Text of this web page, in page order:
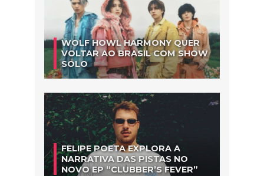
WOLF HOWL HARMONY QUER
VOLTAR AO BRASIL COM SHOW
SOLO
FELIPE POETA EXPLORA A
NARRATIVA DAS PISTAS NO
NOVO EP “CLUBBER’S FEVER”